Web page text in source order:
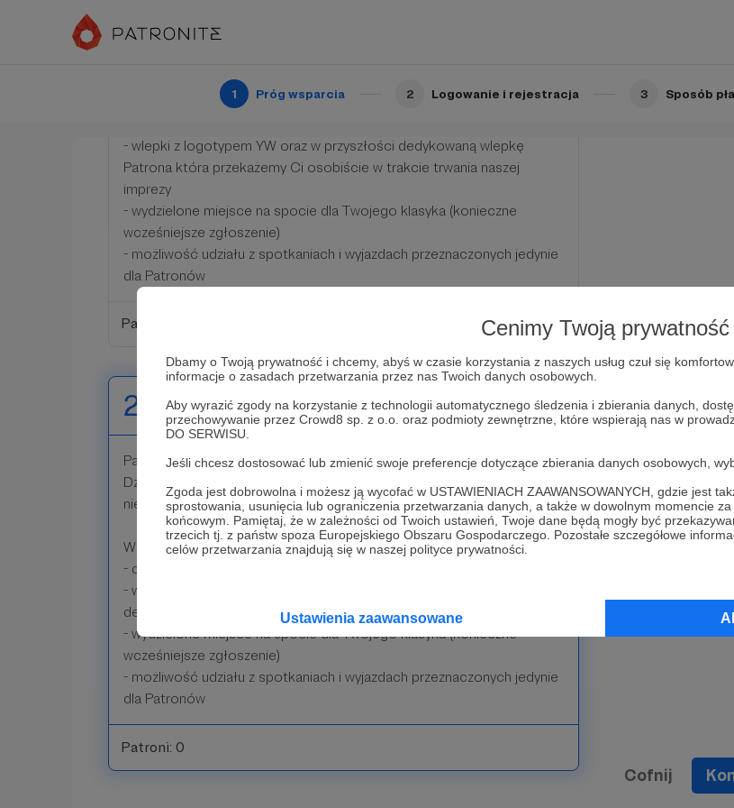
Cenimy Twoją prywatność
Dbamy o Twoją prywatność i chcemy, abyś w czasie korzystania z naszych usług czuł się
informacje o zasadach przetwarzania przez nas Twoich danych osobowych.
Aby wyrazić zgody na korzystanie z technologii automatycznego śledzenia i zbierania danych,
przechowywanie przez Crowd8 sp. z o.o. oraz podmioty zewnętrzne, które wspierają nas w
DO SERWISU.
Jeśli chcesz dostosować lub zmienić swoje preferencje dotyczące zbierania danych osobowych,
Zgoda jest dobrowolna i możesz ją wycofać w USTAWIENIACH ZAAWANSOWANYCH, gdzie jest
sprostowania, usunięcia lub ograniczenia przetwarzania danych, a także w dowolnym momencie
końcowym. Pamiętaj, że w zależności od Twoich ustawień, Twoje dane będą mogły być
trzecich tj. z państw spoza Europejskiego Obszaru Gospodarczego. Pozostałe szczegółowe
celów przetwarzania znajdują się w naszej polityce prywatności.
Ustawienia zaawansowane
1 Próg wsparcia 2 Logowanie i rejestracja 3 Sposób
Dzięki Twojej decyzji możemy dalej rozwijać całą inicjatywę związaną
W ramach podziękowania otrzymujesz:
- wlepki z logotypem YW oraz w przyszłości dedykowaną wlepkę
Patrona która przekażemy Ci osobiście w trakcie trwania naszej
imprezy
- wydzielone miejsce na spocie dla Twojego klasyka (konieczne
wcześniejsze zgłoszenie)
- możliwość udziału z spotkaniach i wyjazdach przeznaczonych jedynie
dla Patronów
Patroni: 0
2222 zł miesięcznie
Patron Fundacji Youngtimer Warsaw®
Dzięki Twojej decyzji możemy dalej rozwijać całą inicjatywę związaną
nie tylko z Cyklicznymi Spotkaniami!
W ramach podziękowania otrzymujesz:
- dostęp do wewnętrznej grupy dla Patronów na Facebooku
- wlepki z logotypem Youngtimer Warsaw oraz w przyszłości
dedykowaną wlepkę Patrona
- wydzielone miejsce na spocie dla Twojego klasyka (konieczne
wcześniejsze zgłoszenie)
- możliwość udziału z spotkaniach i wyjazdach przeznaczonych jedynie
dla Patronów
Patroni: 0
Cofnij